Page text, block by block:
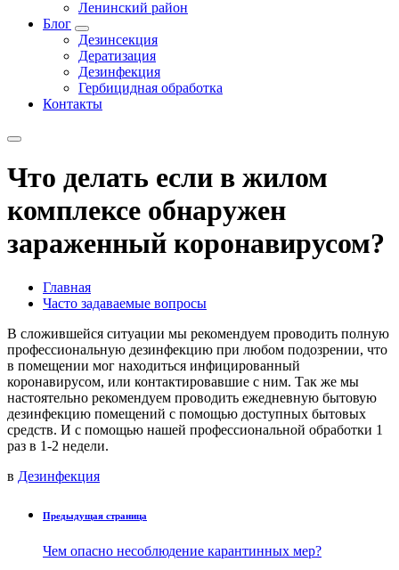
Ленинский район
Блог
Дезинсекция
Дератизация
Дезинфекция
Гербицидная обработка
Контакты
Что делать если в жилом
комплексе обнаружен
зараженный коронавирусом?
Главная
Часто задаваемые вопросы
В сложившейся ситуации мы рекомендуем проводить полную
профессиональную дезинфекцию при любом подозрении, что
в помещении мог находиться инфицированный
коронавирусом, или контактировавшие с ним. Так же мы
настоятельно рекомендуем проводить ежедневную бытовую
дезинфекцию помещений с помощью доступных бытовых
средств. И с помощью нашей профессиональной обработки 1
раз в 1-2 недели.
в Дезинфекция
Предыдущая страница
Чем опасно несоблюдение карантинных мер?